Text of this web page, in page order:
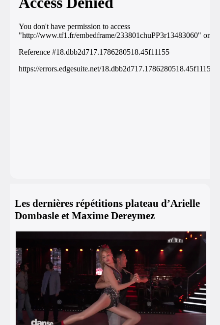
Les dernières répétitions plateau d’Arielle
Dombasle et Maxime Dereymez